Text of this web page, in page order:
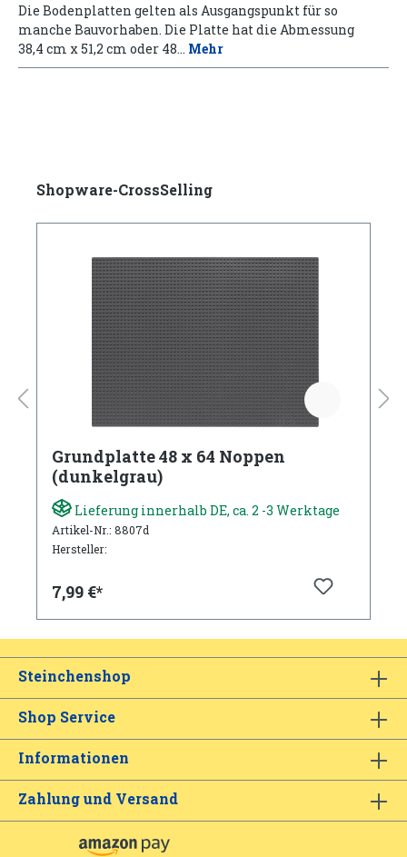
Die Bodenplatten gelten als Ausgangspunkt für so
manche Bauvorhaben. Die Platte hat die Abmessung
38,4 cm x 51,2 cm oder 48… Mehr
Shopware-CrossSelling
Grundplatte 48 x 64 Noppen
(dunkelgrau)
Lieferung innerhalb DE, ca. 2 -3 Werktage
Artikel-Nr.: 8807d
Hersteller:
7,99 €*
Steinchenshop
Shop Service
Informationen
Zahlung und Versand